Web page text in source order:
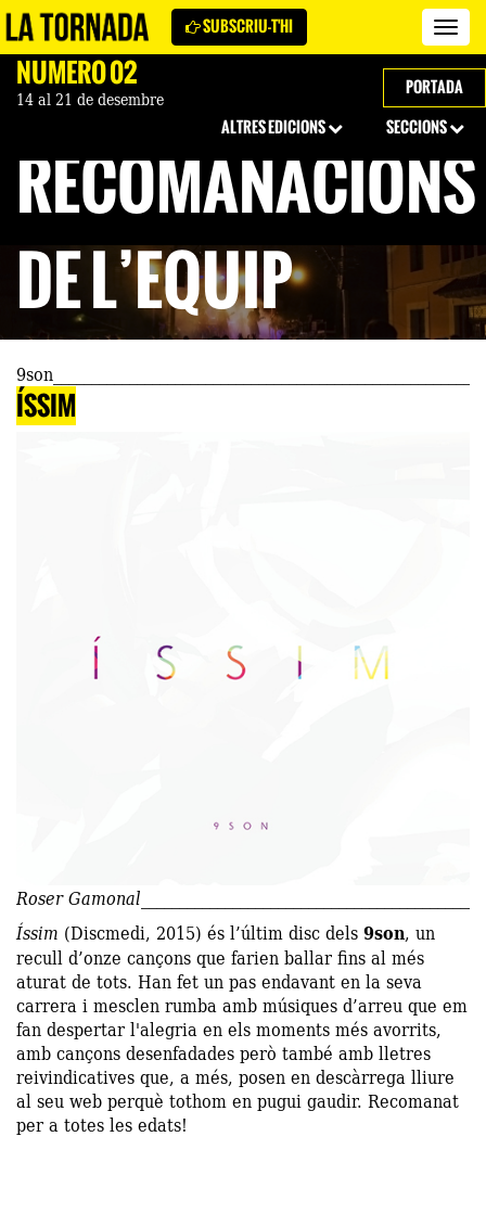
La
SUBSCRIU-T'HI
NÚMERO 02
14 al 21 de desembre
PORTADA
SECCIONS
ALTRES EDICIONS
RECOMANACIONS
DE L’EQUIP
9son
ÍSSIM
Roser Gamonal
Íssim (Discmedi, 2015) és l’últim disc dels9son, un
recull d’onze cançons que farien ballar fins al més
aturat de tots. Han fet un pas endavant en la seva
carrera i mesclen rumba amb músiques d’arreu que em
fan despertar l'alegria en els moments més avorrits,
amb cançons desenfadades però també amb lletres
reivindicatives que, a més, posen en descàrrega lliure
al seu web perquè tothom en pugui gaudir. Recomanat
per a totes les edats!